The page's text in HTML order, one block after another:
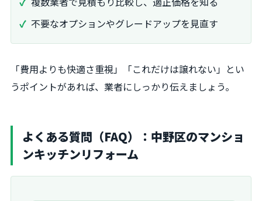
不要なオプションやグレードアップを見直す
「費用よりも快適さ重視」「これだけは譲れない」とい
うポイントがあれば、業者にしっかり伝えましょう。
よくある質問（FAQ）：中野区のマンショ
ンキッチンリフォーム